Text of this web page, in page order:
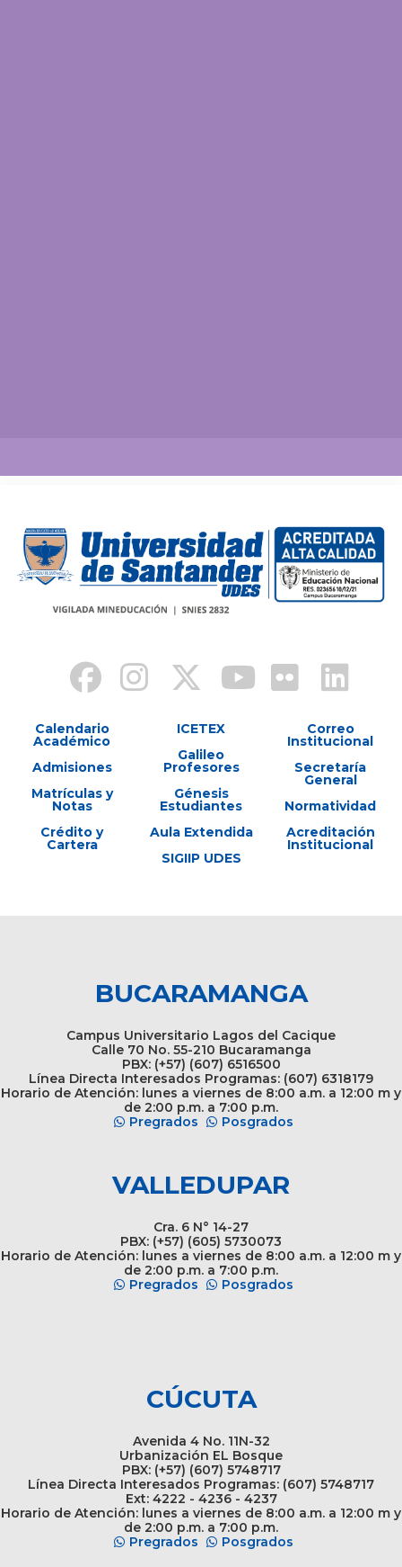
Calendario
Académico
Admisiones
Matrículas y
Notas
Crédito y
Cartera
ICETEX
Galileo
Profesores
Génesis
Estudiantes
Aula Extendida
SIGIIP UDES
Correo
Institucional
Secretaría
General
Normatividad
Acreditación
Institucional
BUCARAMANGA
Campus Universitario Lagos del Cacique
Calle 70 No. 55-210 Bucaramanga
PBX: (+57) (607) 6516500
Línea Directa Interesados Programas: (607) 6318179
Horario de Atención: lunes a viernes de 8:00 a.m. a 12:00 m y
de 2:00 p.m. a 7:00 p.m.
Pregrados
Posgrados
VALLEDUPAR
Cra. 6 N° 14-27
PBX: (+57) (605) 5730073
Horario de Atención: lunes a viernes de 8:00 a.m. a 12:00 m y
de 2:00 p.m. a 7:00 p.m.
Pregrados
Posgrados
CÚCUTA
Avenida 4 No. 11N-32
Urbanización EL Bosque
PBX: (+57) (607) 5748717
Línea Directa Interesados Programas: (607) 5748717
Ext: 4222 - 4236 - 4237
Horario de Atención: lunes a viernes de 8:00 a.m. a 12:00 m y
de 2:00 p.m. a 7:00 p.m.
Pregrados
Posgrados